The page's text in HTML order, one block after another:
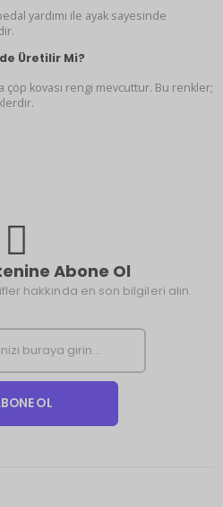
yardımı ile ayak sayesinde
Üretilir Mi?
kovası rengi mevcuttur. Bu renkler;
Abone Ol
hakkında en son bilgileri alın.